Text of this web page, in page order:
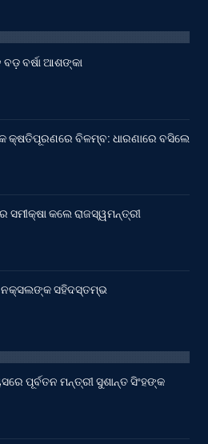
ବର୍ଷା ଆଶଙ୍କା
କ୍ଷତିପୂରଣରେ ବିଳମ୍ବ: ଧାରଣାରେ ବସିଲେ
ସମୀକ୍ଷା କଲେ ରାଜସ୍ୱମନ୍ତ୍ରୀ
ନକ୍ସଲଙ୍କ ସହିଦସ୍ତମ୍ଭ
ପୂର୍ବତନ ମନ୍ତ୍ରୀ ସୁଶାନ୍ତ ସିଂହଙ୍କ